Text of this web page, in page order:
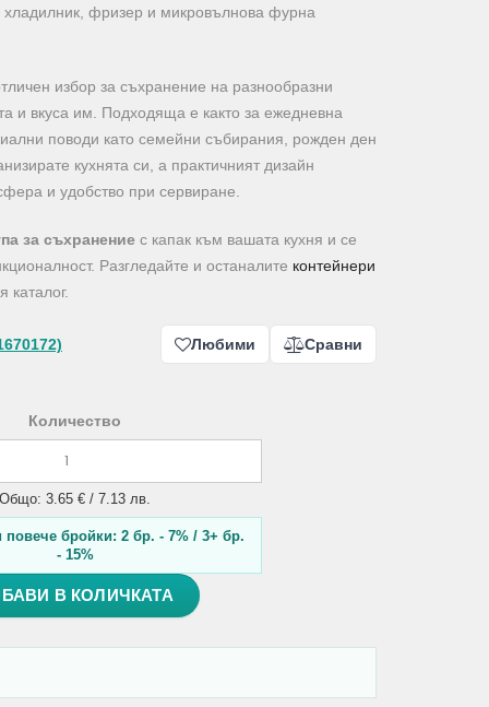
фризер и микровълнова фурна
избор за съхранение на разнообразни
и вкуса им. Подходяща е както за ежедневна
поводи като семейни събирания, рожден ден
кухнята си, а практичният дизайн
и удобство при сервиране.
за съхранение с капак към вашата кухня и се
Разгледайте и останалите контейнери
каталог.
Любими Сравни
Количество
Общо: 3.65 € / 7.13 лв.
повече бройки: 2 бр. - 7% / 3+ бр.
- 15%
В КОЛИЧКАТА